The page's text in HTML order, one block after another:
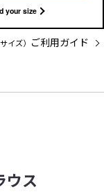
your size
イズ） ご利用ガイド
ウス